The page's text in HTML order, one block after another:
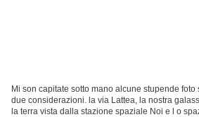
Mi son capitate sotto mano alcune stupende foto
due considerazioni. la via Lattea, la nostra
la terra vista dalla stazione spaziale Noi e l o